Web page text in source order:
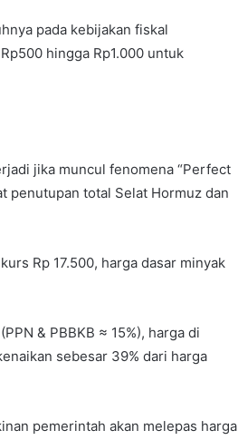
pada kebijakan fiskal
hingga Rp1.000 untuk
jika muncul fenomena “Perfect
penutupan total Selat Hormuz dan
Rp 17.500, harga dasar minyak
& PBBKB ≈ 15%), harga di
sebesar 39% dari harga
pemerintah akan melepas harga